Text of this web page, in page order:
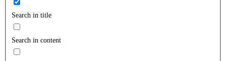
Search in title
Search in content